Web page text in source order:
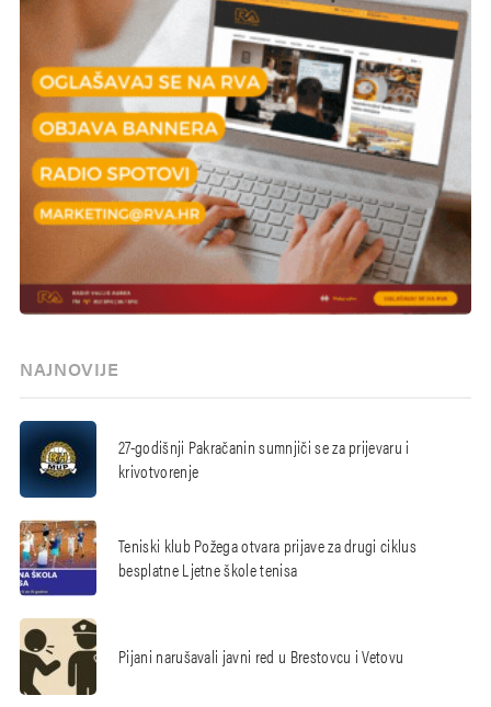
NAJNOVIJE
27-godišnji Pakračanin sumnjiči se za prijevaru i
krivotvorenje
Teniski klub Požega otvara prijave za drugi ciklus
besplatne Ljetne škole tenisa
Pijani narušavali javni red u Brestovcu i Vetovu